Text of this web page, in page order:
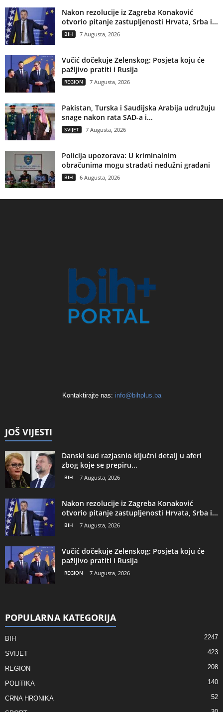
Nakon rezolucije iz Zagreba Konaković
otvorio pitanje zastupljenosti Hrvata, Srba i...
BIH 7 Augusta, 2026
Vučić dočekuje Zelenskog: Posjeta koju će
pažljivo pratiti i Rusija
REGION 7 Augusta, 2026
Pakistan, Turska i Saudijska Arabija udružuju
snage nakon rata SAD-a i...
SVIJET 7 Augusta, 2026
Policija upozorava: U kriminalnim
obračunima mogu stradati nedužni građani
BIH 6 Augusta, 2026
Kontaktirajte nas: info@bihplus.ba
JOŠ VIJESTI
Danski sud razjasnio ključni detalj u aferi
zbog koje se prepiru...
BIH 7 Augusta, 2026
Nakon rezolucije iz Zagreba Konaković
otvorio pitanje zastupljenosti Hrvata, Srba i...
BIH 7 Augusta, 2026
Vučić dočekuje Zelenskog: Posjeta koju će
pažljivo pratiti i Rusija
REGION 7 Augusta, 2026
POPULARNA KATEGORIJA
BIH 2247
SVIJET 423
REGION 208
POLITIKA 140
CRNA HRONIKA 52